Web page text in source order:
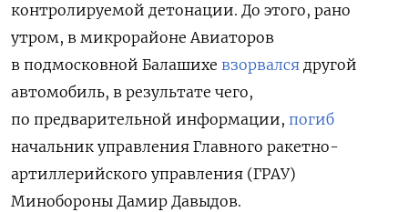
контролируемой детонации. До этого, рано
утром, в микрорайоне Авиаторов
в подмосковной Балашихе взорвался другой
автомобиль, в результате чего,
по предварительной информации, погиб
начальник управления Главного ракетно-
артиллерийского управления (ГРАУ)
Минобороны Дамир Давыдов.